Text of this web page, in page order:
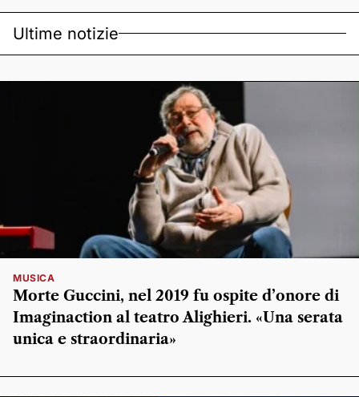
Ultime notizie
MUSICA
Morte Guccini, nel 2019 fu ospite d’onore di
Imaginaction al teatro Alighieri. «Una serata
unica e straordinaria»